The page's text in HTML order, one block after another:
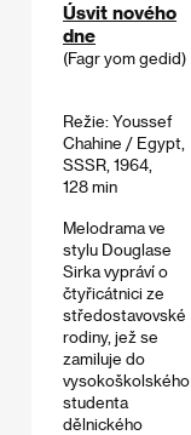
Úsvit nového
dne
(Fagr yom gedid)
Režie: Youssef
Chahine / Egypt,
SSSR, 1964,
128 min
Melodrama ve
stylu Douglase
Sirka vypráví o
čtyřicátnici ze
středostavovské
rodiny, jež se
zamiluje do
vysokoškolského
studenta
dělnického